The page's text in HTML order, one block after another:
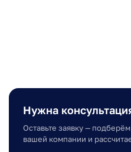
Нужна
Оставьте заявку —
вашей компании и